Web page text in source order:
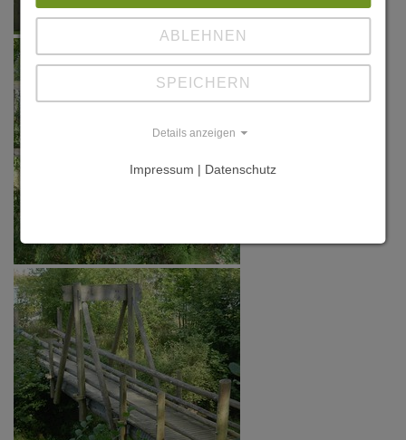
ABLEHNEN
SPEICHERN
Details anzeigen
Impressum | Datenschutz